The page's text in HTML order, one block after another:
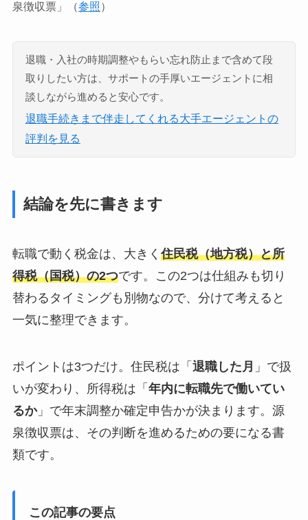
泉徴収票」（参照）
退職・入社の時期調整やもらい忘れ防止まで含めて段
取りしたい方は、サポートの手厚いエージェントに相
談しながら進めると安心です。
退職手続きまで伴走してくれる大手エージェントの
評判を見る
結論を先に書きます
転職で動く税金は、大きく 住民税（地方税）と所
得税（国税）の2つです。この2つは仕組みも切り
替わるタイミングも別物なので、分けて考えると
一気に整理できます。
ポイントは3つだけ。住民税は「 退職した月 」で扱
いが変わり、所得税は「 年内に転職先で働いてい
るか」で年末調整か確定申告かが決まります。源
泉徴収票は、その判断を進めるための要になる書
類です。
この記事の要点